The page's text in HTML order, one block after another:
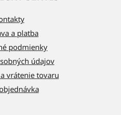
a platba
podmienky
údajov
vrátenie tovaru